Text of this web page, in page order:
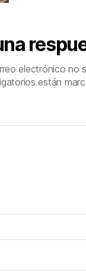
electrónico no
están